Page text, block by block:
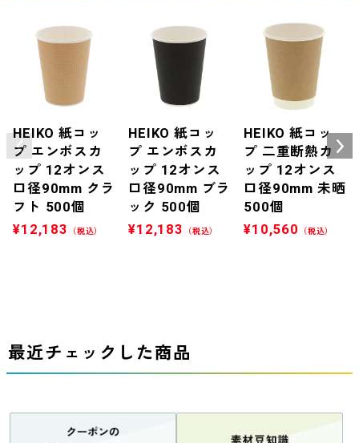
HEIKO 紙コッ
プ エンボスカ
ップ 12オンス
口径90mm クラ
フト 500個
¥12,183 （税込）
HEIKO 紙コッ
プ エンボスカ
ップ 12オンス
口径90mm ブラ
ック 500個
¥12,183 （税込）
HEIKO 紙コッ
プ 二重断熱カ
ップ 12オンス
口径90mm 未晒
500個
¥10,560 （税込）
最近チェックした商品